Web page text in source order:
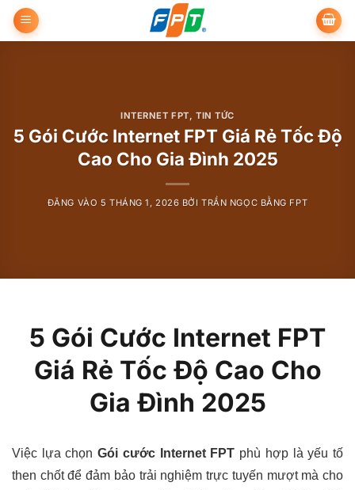
qua
INTERNET FPT TIN TỨC
5 Gói Cước Internet FPT Giá Rẻ Tốc Độ
Cao Cho Gia Đình 2025
ĐĂNG VÀO 5 THÁNG 1, 2026 BỞITRẦN NGỌC BẰNG FPT
5 Gói Cước Internet FPT
Giá Rẻ Tốc Độ Cao Cho
Gia Đình 2025
Việc lựa chọnGói cước Internet FPT phù hợp là yếu tố
then chốt để đảm bảo trải nghiệm trực tuyến mượt mà cho